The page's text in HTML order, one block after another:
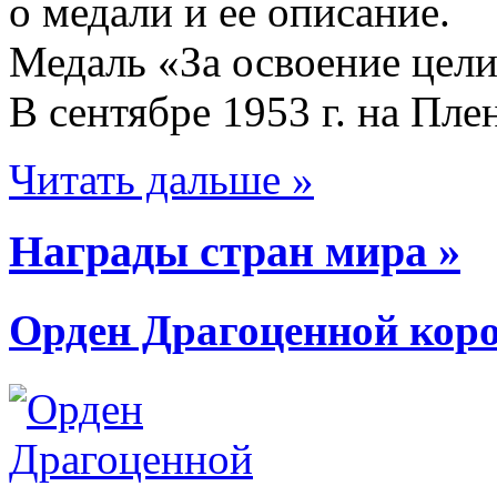
о медали и ее описание.
Медаль «За освоение
В сентябре 1953 г. на
Читать дальше »
Награды стран мира »
Орден Драгоценной